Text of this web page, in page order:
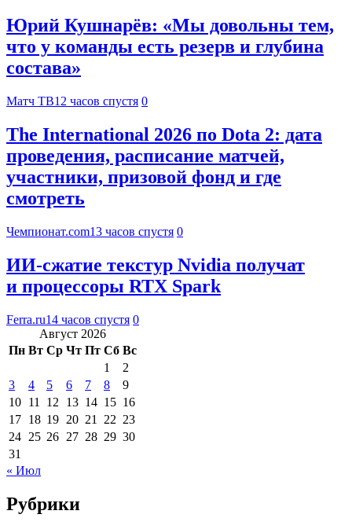
Юрий Кушнарёв: «Мы довольны тем,
что у команды есть резерв и глубина
состава»
Матч ТВ12 часов спустя 0
The International 2026 по Dota 2: дата
проведения, расписание матчей,
участники, призовой фонд и где
смотреть
Чемпионат.com13 часов спустя 0
ИИ-сжатие текстур Nvidia получат
и процессоры RTX Spark
Ferra.ru14 часов спустя 0
Август 2026
Пн Вт Ср Чт Пт Сб Вс
1
2
3
4 5 6 7 8
9
10 11 12 13 14 15 16
17 18 19 20 21 22 23
24 25 26 27 28 29 30
31
« Июл
Рубрики